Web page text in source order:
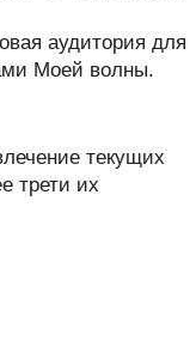
аудитория для
Моей волны.
текущих
трети их